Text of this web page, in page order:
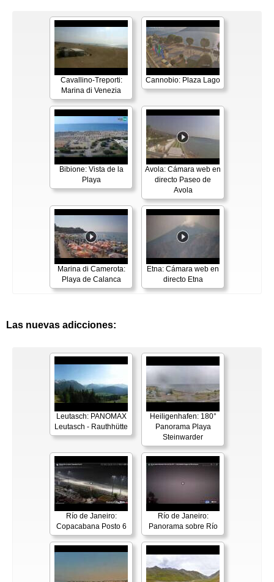
Cavallino-Treporti:
Marina di Venezia
Cannobio: Plaza Lago
Bibione: Vista de la
Playa
Avola: Cámara web en
directo Paseo de
Avola
Marina di Camerota:
Playa de Calanca
Etna: Cámara web en
directo Etna
Las nuevas adicciones:
Leutasch: PANOMAX
Leutasch - Rauthhütte
Heiligenhafen: 180°
Panorama Playa
Steinwarder
Río de Janeiro:
Copacabana Posto 6
Río de Janeiro:
Panorama sobre Río